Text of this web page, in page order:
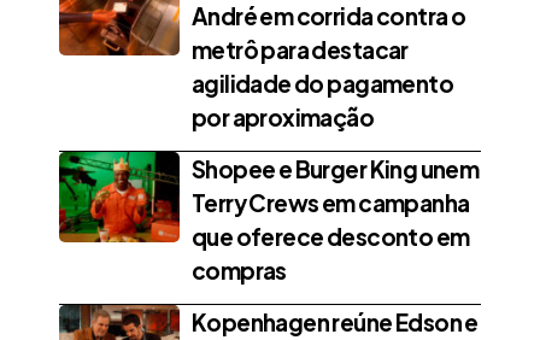
André em corrida contra o
metrô para destacar
agilidade do pagamento
por aproximação
Shopee e Burger King unem
Terry Crews em campanha
que oferece desconto em
compras
Kopenhagen reúne Edson e